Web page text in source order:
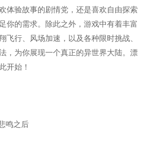
体验故事的剧情党，还是喜欢自由探索
你的需求。除此之外，游戏中有着丰富
飞行、风场加速，以及各种限时挑战、
，为你展现一个真正的异世界大陆。漂
开始！
鸣之后